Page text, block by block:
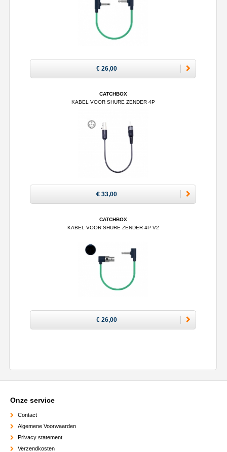
€ 26,00
CATCHBOX
KABEL VOOR SHURE ZENDER 4P
€ 33,00
CATCHBOX
KABEL VOOR SHURE ZENDER 4P V2
€ 26,00
Onze service
Contact
Algemene Voorwaarden
Privacy statement
Verzendkosten